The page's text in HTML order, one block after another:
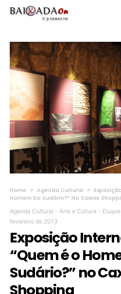
Home Agenda Cultural
Homem Do Sudário?” No Caxias
Agenda Cultural - Arte e Cultura -
fevereiro de 2013
Exposição
“Quem é o
Sudário?” no
Shopping